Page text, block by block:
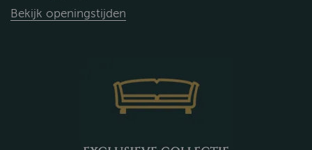
Bekijk openingstijden